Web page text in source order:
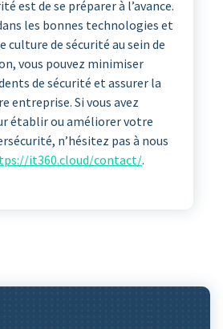
est de se préparer à l’avance.
les bonnes technologies et
culture de sécurité au sein de
vous pouvez minimiser
de sécurité et assurer la
entreprise. Si vous avez
établir ou améliorer votre
n’hésitez pas à nous
it360.cloud/contact/.